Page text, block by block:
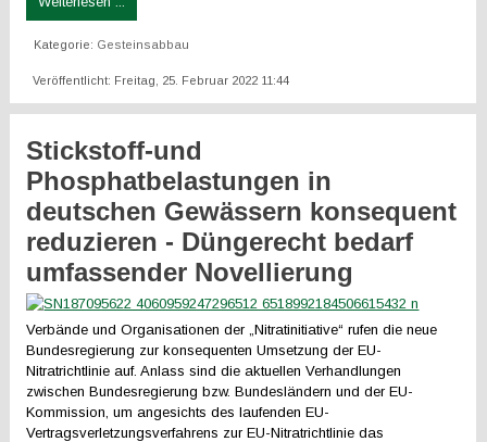
Kategorie: Gesteinsabbau
Veröffentlicht: Freitag, 25. Februar 2022 11:44
Stickstoff-und
Phosphatbelastungen in
deutschen Gewässern konsequent
reduzieren - Düngerecht bedarf
umfassender Novellierung
Verbände und Organisationen der „Nitratinitiative“ rufen die neue
Bundesregierung zur konsequenten Umsetzung der EU-
Nitratrichtlinie auf. Anlass sind die aktuellen Verhandlungen
zwischen Bundesregierung bzw. Bundesländern und der EU-
Kommission, um angesichts des laufenden EU-
Vertragsverletzungsverfahrens zur EU-Nitratrichtlinie das